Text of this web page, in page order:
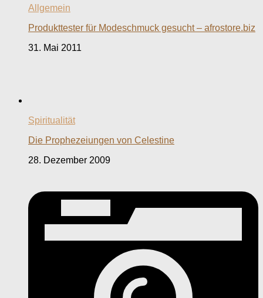
Allgemein
Produkttester für Modeschmuck gesucht – afrostore.biz
31. Mai 2011
Spiritualität
Die Prophezeiungen von Celestine
28. Dezember 2009